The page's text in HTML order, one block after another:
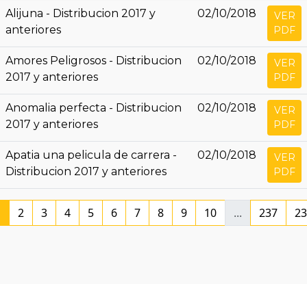
Alijuna - Distribucion 2017 y
anteriores
02/10/2018
VER
PDF
Amores Peligrosos - Distribucion
2017 y anteriores
02/10/2018
VER
PDF
Anomalia perfecta - Distribucion
2017 y anteriores
02/10/2018
VER
PDF
Apatia una pelicula de carrera -
Distribucion 2017 y anteriores
02/10/2018
VER
PDF
2 3 4 5 6 7 8 9 10 ... 237